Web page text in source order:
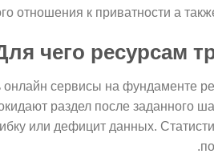
отношения к приватности а
чего ресурсам
сервисы на фундаменте
раздел после заданного
или дефицит данных.